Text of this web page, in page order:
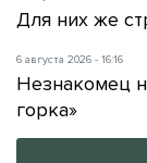
Для них же
6 августа 2026 - 16:16
Незнакомец
горка»